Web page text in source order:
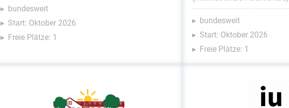
bundesweit
Start: Oktober 2026
Freie Plätze: 1
bundesweit
Start: Oktober 2026
Freie Plätze: 1